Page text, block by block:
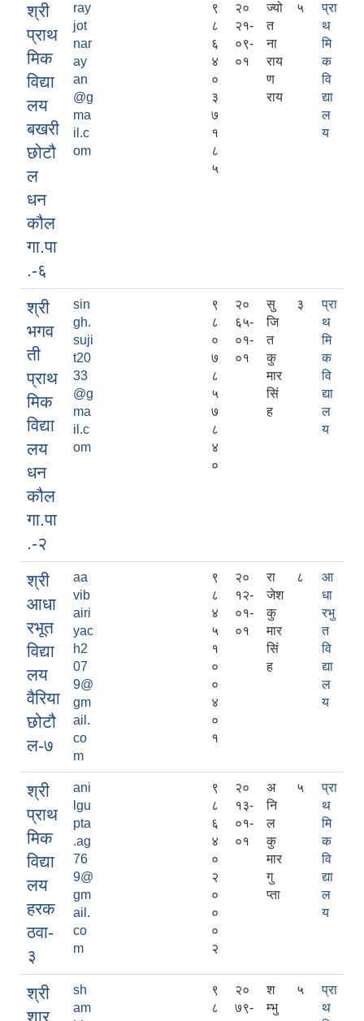
श्री
प्राथ
मिक
विद्या
लय
बखरी
छोटौ
ल
धन
कौल
गा.पा
.-६
ray
jot
nar
ay
an
@g
ma
il.c
om
९
८
६
४
०
३
७
१
८
५
२०
२१-
०९-
०१
ज्यो
त
ना
राय
ण
राय
५
प्रा
थ
मि
क
वि
द्या
ल
य
श्री
भगव
ती
प्राथ
मिक
विद्या
लय
धन
कौल
गा‍‍.पा
.-२
sin
gh.
suji
t20
33
@g
ma
il.c
om
९
८
०
७
८
५
७
८
४
०
२०
६५-
०१-
०१
सु
जि
त
कु
मार
सिं
ह
३
प्रा
थ
मि
क
वि
द्या
ल
य
श्री
आधा
रभूत
विद्या
लय
वैरिया
छोटौ
ल-७
aa
vib
airi
yac
h2
07
9@
gm
ail.
co
m
९
८
४
५
१
०
०
४
०
१
२०
१२-
०१-
०१
रा
जेश
कु
मार
सिं
ह
८
आ
धा
रभु
त
वि
द्या
ल
य
श्री
प्राथ
मिक
विद्या
लय
हरक
ठवा-
३
ani
lgu
pta
.ag
76
9@
gm
ail.
co
m
९
८
६
४
०
२
०
०
०
२
२०
१३-
०१-
०१
अ
नि
ल
कु
मार
गु
प्ता
५
प्रा
थ
मि
क
वि
द्या
ल
य
श्री
शार
sh
am
९
८
२०
७९-
श
म्भु
५
प्रा
थ